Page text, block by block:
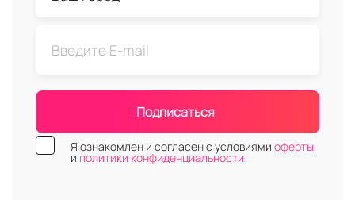
Подписаться
Я ознакомлен и согласен с условиями оферты
и политики конфиденциальности